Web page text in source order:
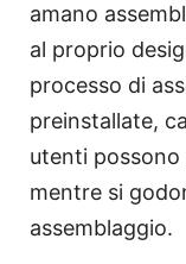
amano
al proprio
processo di
preinstallate,
utenti
mentre si
assemblaggio.